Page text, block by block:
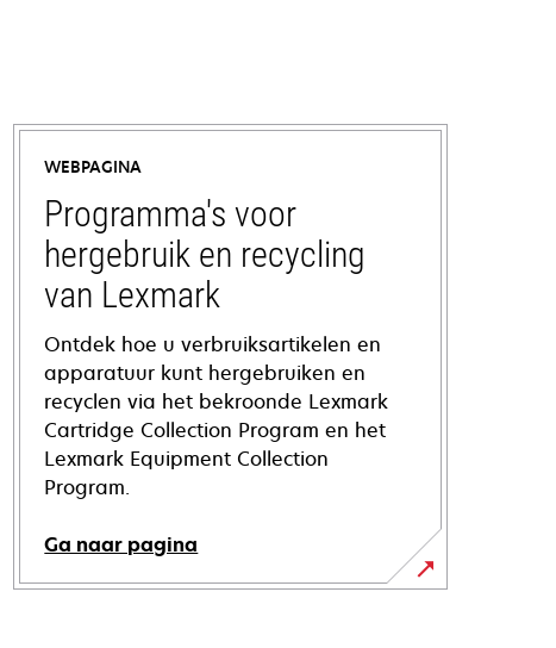
WEBPAGINA
Programma's voor
hergebruik en recycling
van Lexmark
Ontdek hoe u verbruiksartikelen en
apparatuur kunt hergebruiken en
recyclen via het bekroonde Lexmark
Cartridge Collection Program en het
Lexmark Equipment Collection
Program.
Ga naar pagina